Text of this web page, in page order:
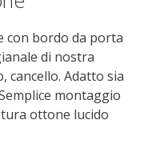
con bordo da porta
di nostra
cancello. Adatto sia
montaggio
ottone lucido